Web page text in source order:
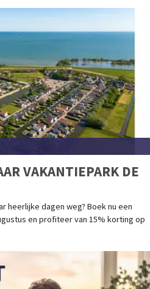
VAKANTIEPARK DE
heerlijke dagen weg? Boek nu een
en profiteer van 15% korting op